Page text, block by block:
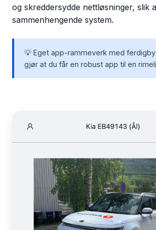
og skreddersydde nettløsninger, slik
sammenhengende system.
💡 Eget app-rammeverk med
gjør at du får en robust app til en